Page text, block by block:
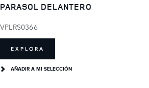
PARASOL DELANTERO
VPLRS0366
EXPLORA
AÑADIR A MI SELECCIÓN